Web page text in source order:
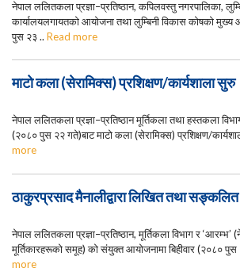
नेपाल ललितकला प्रज्ञा–प्रतिष्ठान, कपिलवस्तु नगरपालिका,
कार्यालयलगायतको आयोजना तथा लुम्बिनी विकास कोषको मुख्य
पुस २३ .. Read more
माटो कला (सेरामिक्स) प्रशिक्षण/कार्यशाला सुरु
नेपाल ललितकला प्रज्ञा–प्रतिष्ठान मूर्तिकला तथा हस्तकला
(२०८० पुस २२ गते)बाट माटो कला (सेरामिक्स) प्रशिक्षण/
more
ठाकुरप्रसाद मैनालीद्वारा लिखित तथा
नेपाल ललितकला प्रज्ञा–प्रतिष्ठान, मूर्तिकला विभाग र ‘आरम्भ’
मूर्तिकारहरूको समूह) को संयुक्त आयोजनामा बिहीवार (२०८०
more